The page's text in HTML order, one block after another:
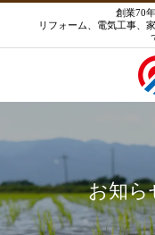
創業70
リフォーム、電気工事、
お知ら